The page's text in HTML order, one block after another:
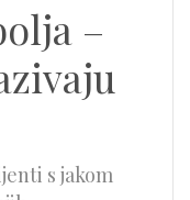
–
s jakom